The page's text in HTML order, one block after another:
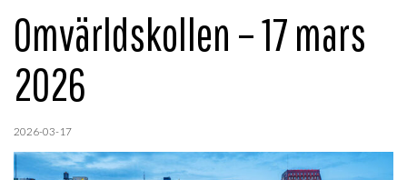
Omvärldskollen – 17 mars
2026
2026-03-17